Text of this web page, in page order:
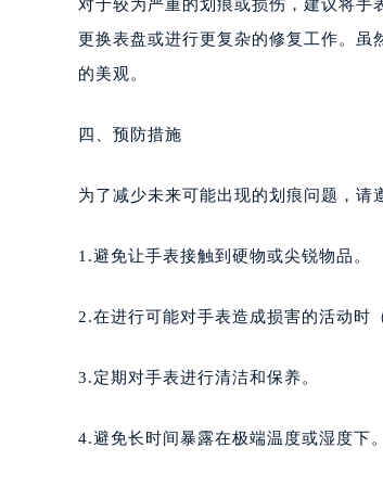
对于较为严重的划痕或损伤，建议将
更换表盘或进行更复杂的修复工作。虽
的美观。
四、预防措施
为了减少未来可能出现的划痕问题，请
1.避免让手表接触到硬物或尖锐物品。
2.在进行可能对手表造成损害的活动时
3.定期对手表进行清洁和保养。
4.避免长时间暴露在极端温度或湿度下。